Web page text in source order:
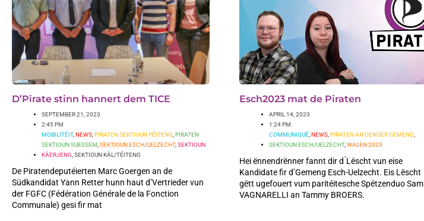
D’Pirate stinn hannert dem TICE
SEPTEMBER 21, 2023
2:45 PM
MOBILITÉIT, NEWS PIRATEN SEKTIOUN PÉITENG PIRATEN
SEKTIOUN SUESSEM SEKTIOUN ESCH/UELZECHT, SEKTIOUN
KÄERJENG SEKTIOUN KÄL/TÉITENG
De Piratendeputéierten Marc Goergen an de
Südkandidat Yann Retter hunn haut d’Vertrieder vun
der FGFC (Fédération Générale de la Fonction
Communale) gesi fir mat
Esch2023 mat de Piraten
APRIL 14, 2023
1:24 PM
COMMUNIQUÉ ,NEWS ,PIRATEN AN DENGER GEMENG
SEKTIOUN ESCH/UELZECHT,WALEN 2023
Hei ënnendrënner fannt dir d ́Lëscht vun eise
Kandidate fir d’Gemeng Esch-Uelzecht. Eis Lëscht
gëtt ugefouert vum paritéitesche Spëtzenduo Sam
VAGNARELLI an Tammy BROERS.